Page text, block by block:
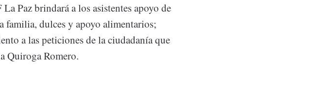
Paz brindará a los asistentes apoyo de
familia, dulces y apoyo alimentarios;
a las peticiones de la ciudadanía que
Quiroga Romero.